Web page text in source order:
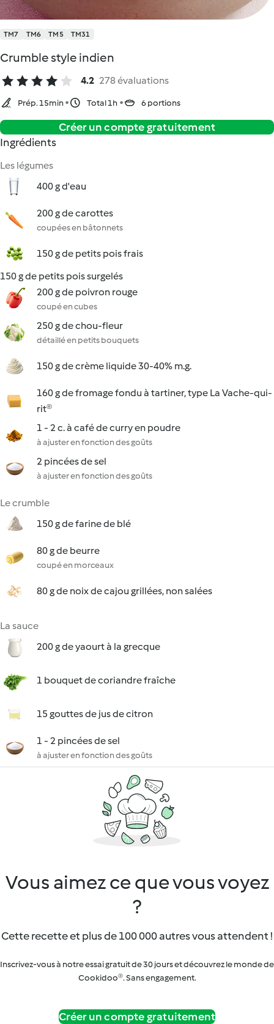
TM7 TM6 TM5 TM31
Crumble style indien
4.2 278 évaluations
Prép. 15min Total 1h 6 portions
Créer un compte gratuitement
Ingrédients
Les légumes
400 g d'eau
200 g de carottes
coupées en bâtonnets
150 g de petits pois frais
150 g de petits pois surgelés
200 g de poivron rouge
coupé en cubes
250 g de chou-fleur
détaillé en petits bouquets
150 g de crème liquide 30-40% m.g.
160 g de fromage fondu à tartiner, type La Vache-qui-
rit®
1 - 2 c. à café de curry en poudre
à ajuster en fonction des goûts
2 pincées de sel
à ajuster en fonction des goûts
Le crumble
150 g de farine de blé
80 g de beurre
coupé en morceaux
80 g de noix de cajou grillées, non salées
La sauce
200 g de yaourt à la grecque
1 bouquet de coriandre fraîche
15 gouttes de jus de citron
1 - 2 pincées de sel
à ajuster en fonction des goûts
Vous aimez ce que vous voyez
?
Cette recette et plus de 100 000 autres vous attendent !
Inscrivez-vous à notre essai gratuit de 30 jours et découvrez le monde de
Cookidoo®. Sans engagement.
Créer un compte gratuitement